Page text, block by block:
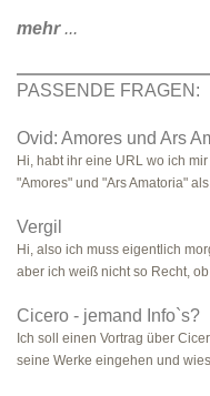
mehr...
PASSENDE FRAGEN:
Ovid: Amores und Ars
Hi, habt ihr eine URL wo ich
"Amores" und "Ars Amatoria"
Vergil
Hi, also ich muss eigentlich
aber ich weiß nicht so Recht,
Cicero - jemand Info`s?
Ich soll einen Vortrag über
seine Werke eingehen und